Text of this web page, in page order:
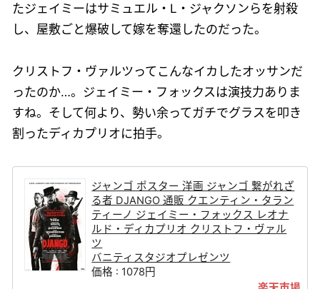
たジェイミーはサミュエル・L・ジャクソンらを射殺
し、屋敷ごと爆破して嫁を奪還したのだった。
クリストフ・ヴァルツってこんなイカしたオッサンだ
ったのか…。ジェイミー・フォックスは演技力ありま
すね。そして何より、勢い余ってガチでグラスを叩き
割ったディカプリオに拍手。
ジャンゴ ポスター 洋画 ジャンゴ 繋がれざ
る者 DJANGO 通販 クエンティン・タラン
ティーノ ジェイミー・フォックス レオナ
ルド・ディカプリオ クリストフ・ヴァル
ツ
バニティスタジオプレゼンツ
価格 : 1078円